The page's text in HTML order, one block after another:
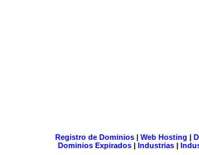
Registro de Dominios| Web Hosting |
Dominios Expirados | Industrias |